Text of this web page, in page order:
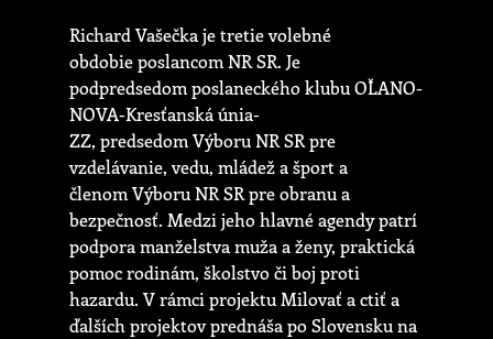
Richard Vašečka je tretie volebné
obdobie poslancom NR SR. Je
podpredsedom poslaneckého klubu OĽANO-
NOVA-Kresťanská únia-
ZZ, predsedom Výboru NR SR pre
vzdelávanie, vedu, mládež a šport a
členom Výboru NR SR pre obranu a
bezpečnosť. Medzi jeho hlavné agendy patrí
podpora manželstva muža a ženy, praktická
pomoc rodinám, školstvo či boj proti
hazardu. V rámci projektu Milovať a ctiť a
ďalších projektov prednáša po Slovensku na